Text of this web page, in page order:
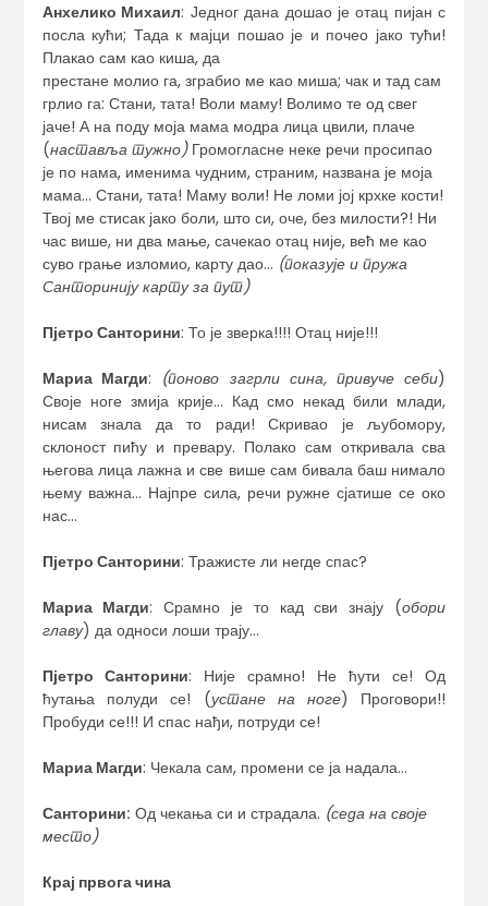
Анхелико Михаил: Једног дана дошао је отац пијан с
посла кући; Тада к мајци пошао је и почео јако тући!
Плакао сам као киша, да
престане молио га, зграбио ме као миша; чак и тад сам
грлио га: Стани, тата! Воли маму! Волимо те од свег
јаче! А на поду моја мама модра лица цвили, плаче
(наставља тужно) Громогласне неке речи просипао
је по нама, именима чудним, страним, названа је моја
мама… Стани, тата! Маму воли! Не ломи јој крхке кости!
Твој ме стисак јако боли, што си, оче, без милости?! Ни
час више, ни два мање, сачекао отац није, већ ме као
суво грање изломио, карту дао… (показује и пружа
Санторинију карту за пут)
Пјетро Санторини: То је зверка!!!! Отац није!!!
Мариа Магди: (поново загрли сина, привуче себи)
Своје ноге змија крије… Кад смо некад били млади,
нисам знала да то ради! Скривао је љубомору,
склоност пићу и превару. Полако сам откривала сва
његова лица лажна и све више сам бивала баш нимало
њему важна… Најпре сила, речи ружне сјатише се око
нас…
Пјетро Санторини: Тражисте ли негде спас?
Мариа Магди: Срамно је то кад сви знају (обори
главу) да односи лоши трају…
Пјетро Санторини: Није срамно! Не ћути се! Од
ћутања полуди се! (устане на ноге) Проговори!!
Пробуди се!!! И спас нађи, потруди се!
Мариа Магди: Чекала сам, промени се ја надала…
Санторини: Од чекања си и страдала. (седа на своје
место)
Крај првога чина